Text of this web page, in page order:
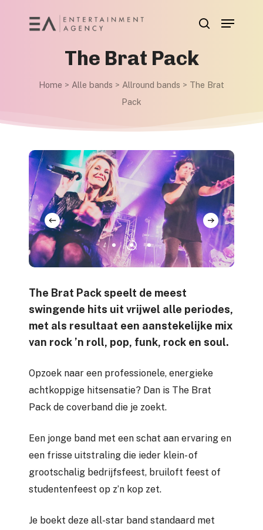
Menu
The Brat Pack
Home > Alle bands > Allround bands > The Brat
Pack
The Brat Pack speelt de meest
swingende hits uit vrijwel alle periodes,
met als resultaat een aanstekelijke mix
van rock ’n roll, pop, funk, rock en soul.
Opzoek naar een professionele, energieke
achtkoppige hitsensatie? Dan is The Brat
Pack de coverband die je zoekt.
Een jonge band met een schat aan ervaring en
een frisse uitstraling die ieder klein- of
grootschalig bedrijfsfeest, bruiloft feest of
studentenfeest op z’n kop zet.
Je boekt deze all-star band standaard met